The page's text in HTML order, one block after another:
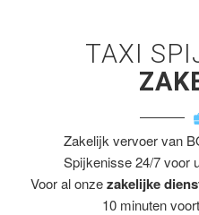
TAXI
Zakelijk vervoer van
Spijkenisse 24/7 voor
Voor al onzezakelijke
10 minuten